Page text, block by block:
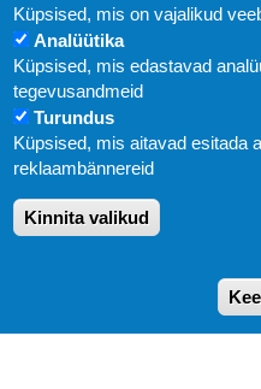
KIRJASTUS
Paldiski mnt. 29 (A
E-post:
Küpsised, mis on vajalikud
Analüütika
Küpsised, mis edastavad
tegevusandmeid
Turundus
Küpsised, mis aitavad esitada
reklaambännereid
Kinnita valikud